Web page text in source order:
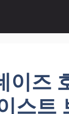
이즈
스트